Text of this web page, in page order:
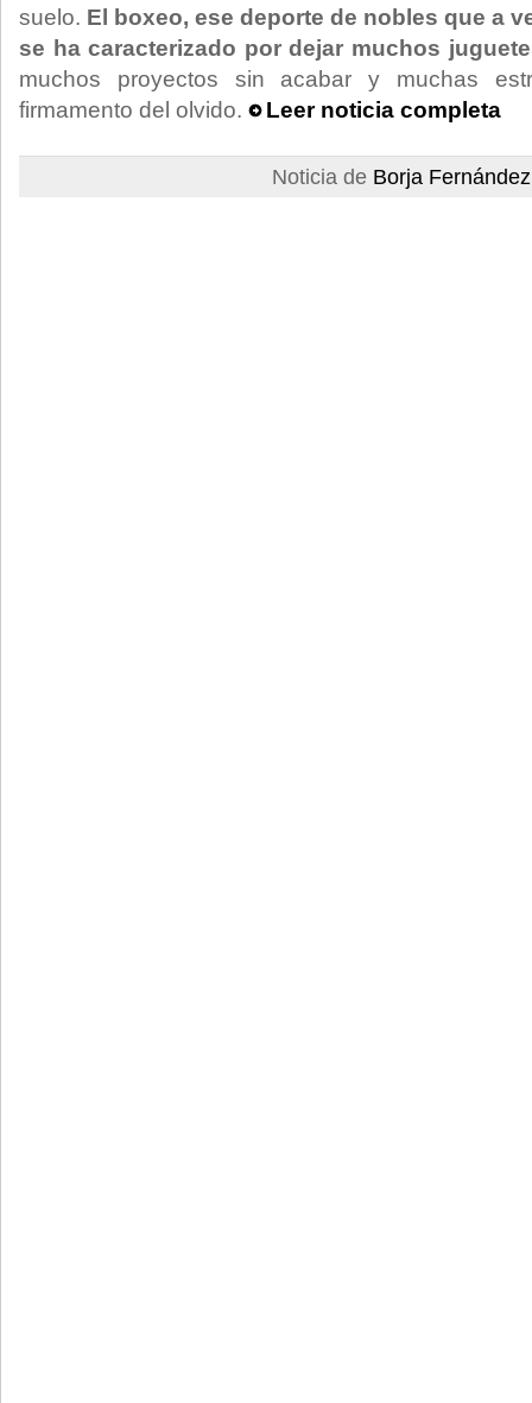
suelo. El boxeo, ese deporte de nobles que a
se ha caracterizado por dejar muchos
muchos proyectos sin acabar y muchas
firmamento del olvido.
Leer noticia completa
Noticia de Borja Fernández